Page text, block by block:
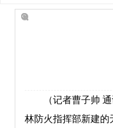
（记者曹子帅 通讯
林防火指挥部新建的